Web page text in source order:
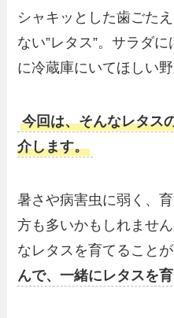
シャキッとした歯ごた
ない”レタス”。サラダ
に冷蔵庫にいてほしい野
今回は、そんなレタス
介します。
暑さや病害虫に弱く、
方も多いかもしれませ
なレタスを育てることが
んで、一緒にレタスを